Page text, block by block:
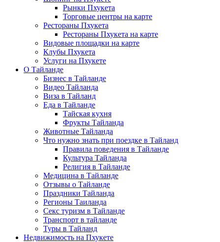
Рынки Пхукета
Торговые центры на карте
Рестораны Пхукета
Рестораны Пхукета на карте
Видовые площадки на карте
Клубы Пхукета
Услуги на Пхукете
О Тайланде
Бизнес в Тайланде
Видео Тайланда
Виза в Тайланд
Еда в Тайланде
Тайская кухня
Фрукты Тайланда
Животные Тайланда
Что нужно знать при поездке в Тайланд
Правила поведения в Тайланде
Культура Тайланда
Религия в Тайланде
Медицина в Тайланде
Отзывы о Тайланде
Праздники Тайланда
Регионы Таиланда
Секс туризм в Тайланде
Транспорт в тайланде
Туры в Тайланд
Недвижимость на Пхукете